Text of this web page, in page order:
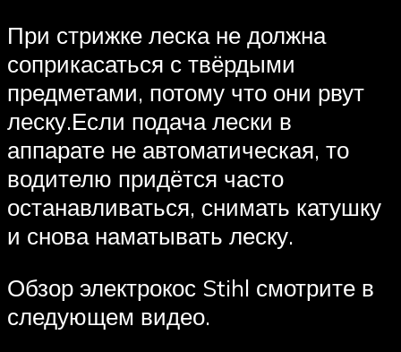
При стрижке леска не должна
соприкасаться с твёрдыми
предметами, потому что они рвут
леску.Если подача лески в
аппарате не автоматическая, то
водителю придётся часто
останавливаться, снимать катушку
и снова наматывать леску.
Обзор электрокос Stihl смотрите в
следующем видео.